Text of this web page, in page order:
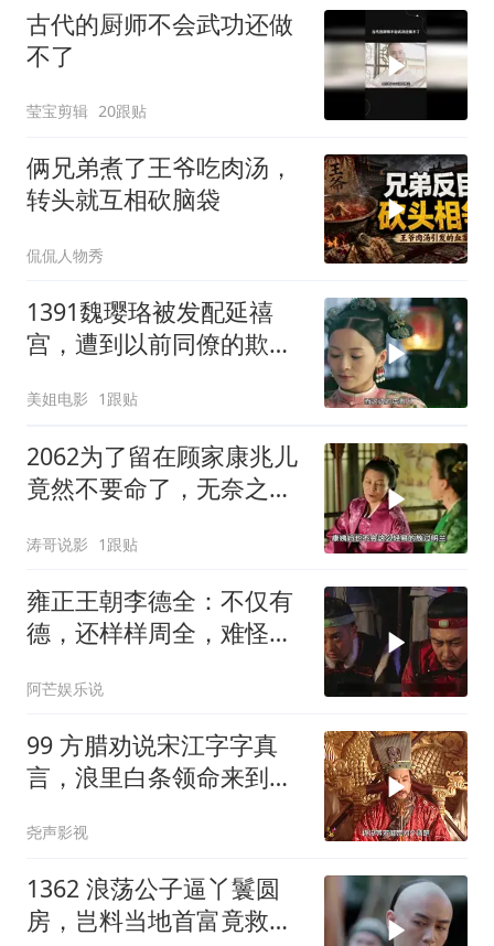
古代的厨师不会武功还做
不了
莹宝剪辑 20跟贴
俩兄弟煮了王爷吃肉汤，
转头就互相砍脑袋
侃侃人物秀
1391魏璎珞被发配延禧
宫，遭到以前同僚的欺
剧情
美姐电影 1跟贴
2062为了留在顾家康兆儿
竟然不要命了，无奈之下
涛哥说影 1跟贴
雍正王朝李德全：不仅有
德，还样样周全，难怪备
阿芒娱乐说
99 方腊劝说宋江字字真
言，浪里白条领命来到涌
尧声影视
1362 浪荡公子逼丫鬟圆
房，岂料当地首富竟救下